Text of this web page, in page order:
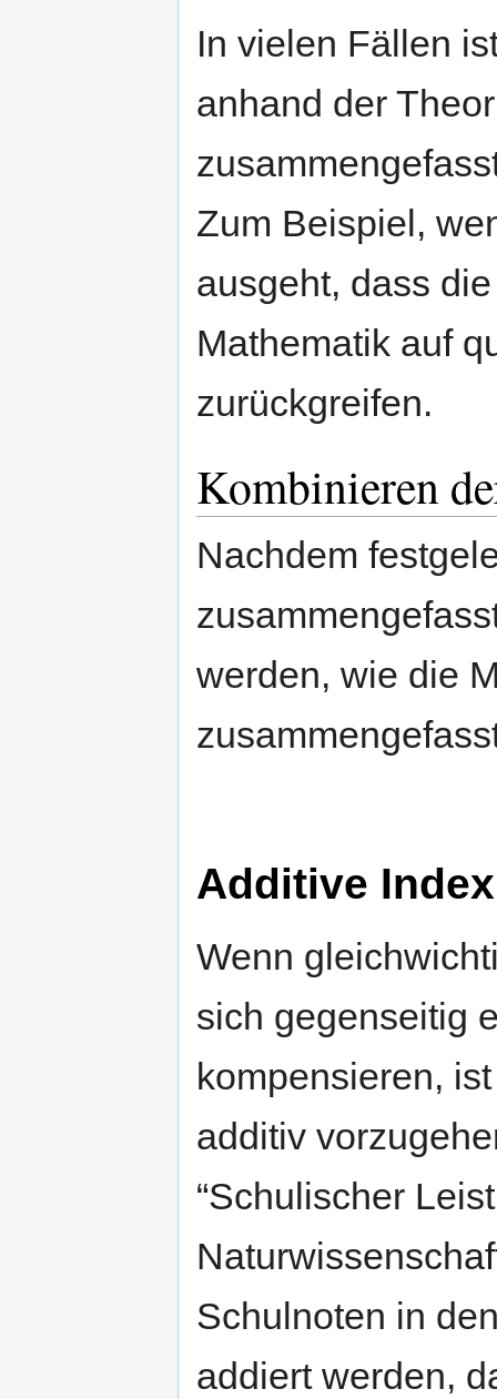
In vielen Fällen
anhand der
Zum Beispiel,
ausgeht, dass
Mathematik auf
zurückgreifen.
Kombinieren
Nachdem
werden, wie die
Additive
Wenn
sich gegenseitig
kompensieren,
additiv
“Schulischer
Schulnoten in
addiert werden,